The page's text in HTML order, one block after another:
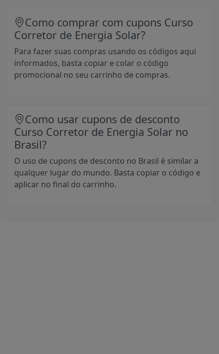
Como comprar com cupons Curso
Corretor de Energia Solar?
Para fazer suas compras usando os códigos aqui
informados, basta copiar e colar o código
promocional no seu carrinho de compras.
Como usar cupons de desconto
Curso Corretor de Energia Solar no
Brasil?
O uso de cupons de desconto no Brasil é similar a
qualquer lugar do mundo. Basta copiar o código e
aplicar no final do carrinho.